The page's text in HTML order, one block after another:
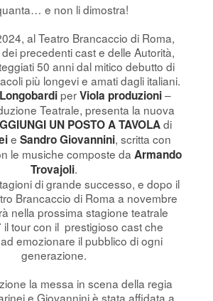
e non li dimostra!
al Teatro Brancaccio di Roma,
precedenti cast e delle Autorità,
50 anni dal mitico debutto di
più longevi e amati dagli italiani.
perViola produzioni–
Teatrale, presenta la nuova
UN POSTO A TAVOLAdi
e Sandro Giovannini, scritta con
le musiche composte daArmando
Trovajoli.
di grande successo, e dopo il
Brancaccio di Roma a novembre
nella prossima stagione teatrale
il tour con il prestigioso cast che
emozionare il pubblico di ogni
generazione.
la messa in scena della regia
e Giovannini è stata affidata a